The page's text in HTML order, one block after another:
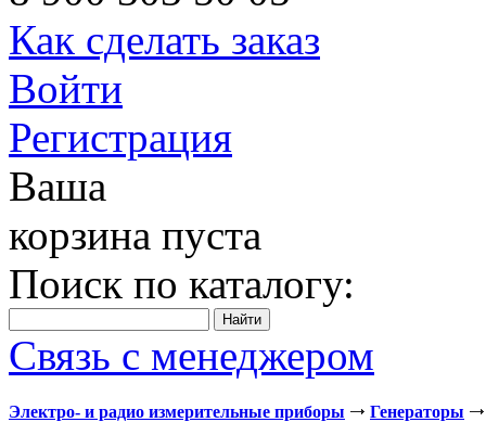
Как сделать заказ
Войти
Регистрация
Ваша
корзина пуста
Поиск по каталогу:
Связь с менеджером
Электро- и радио измерительные приборы Генераторы